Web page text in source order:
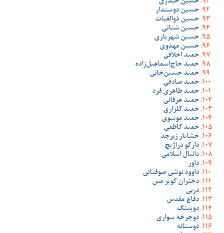
حسین حیدری
حسین دوستدار
حسین ذوالغیاث
حسین شنانی
حسین شهریاری
حسین مهدوی
حمید اخلاقی
حمید حاج‌اسماعیل‌زاده
حمید حسین‌خانی
حمید صادقی
حمید طاهری فرد
حمید عرفانی
حمید گلزاری
حمید موسوی
حمید کاظمی
خشایار زبرجد
دارکو دراژیچ
دانیال اسلامی
داور
داوود نوشی صوفیانی
دختران کویر مس
دربی
دفاع مقدس
دوپینگ
دوچرخه سواری
دوستانه